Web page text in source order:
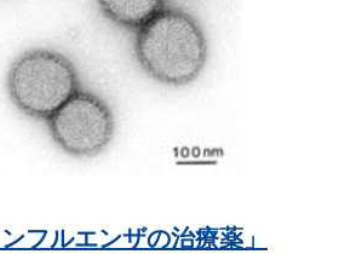
フルエンザの治療薬」